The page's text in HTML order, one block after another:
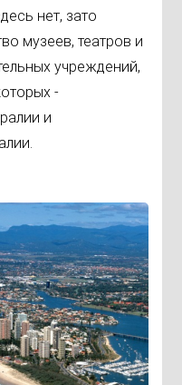
нет, зато
музеев, театров и
учреждений,
-
и